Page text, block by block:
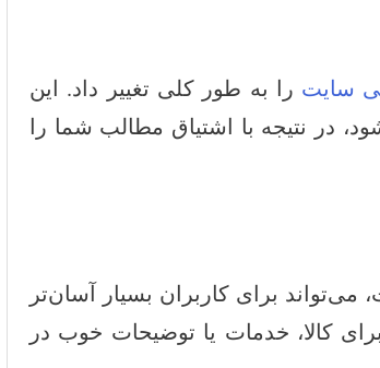
سایت را به طور کلی تغییر داد. این
در نتیجه با اشتیاق مطالب شما را
برای کاربران بسیار آسان‌تر
کالا، خدمات یا توضیحات خوب در